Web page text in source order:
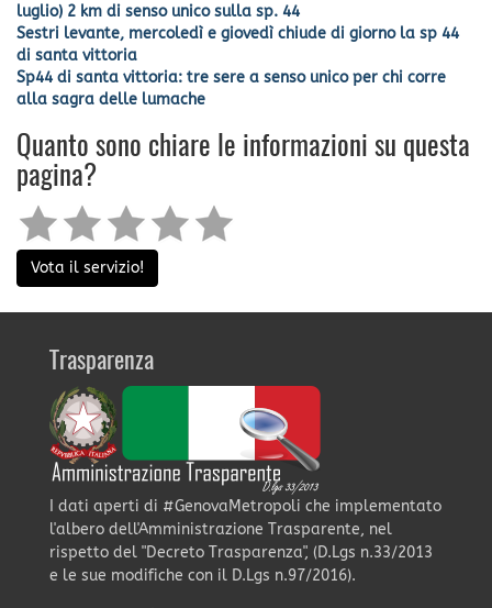
luglio) 2 km di senso unico sulla sp. 44
Sestri levante, mercoledì e giovedì chiude di giorno la sp 44
di santa vittoria
Sp44 di santa vittoria: tre sere a senso unico per chi corre
alla sagra delle lumache
Quanto sono chiare le informazioni su questa
pagina?
Vota il servizio!
Trasparenza
I dati aperti di #GenovaMetropoli che implementato
l'albero dell'Amministrazione Trasparente, nel
rispetto del "Decreto Trasparenza", (D.Lgs n.33/2013
e le sue modifiche con il D.Lgs n.97/2016).